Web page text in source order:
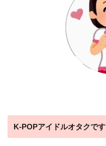
K-POPアイドルオタクです